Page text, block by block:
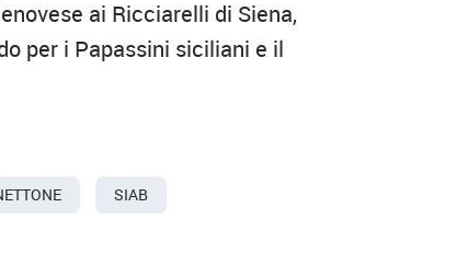
ai Ricciarelli di Siena,
per i Papassini siciliani e il
SIAB